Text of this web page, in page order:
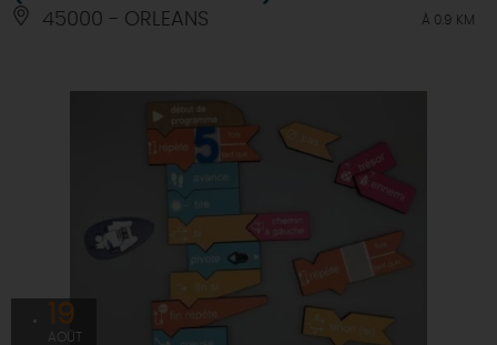
45000 - ORLEANS À 0.9 KM
19
AOÛT